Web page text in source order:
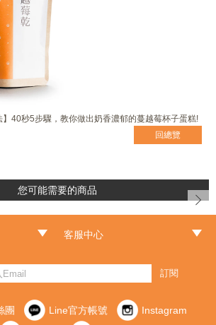
40秒5步驟，教你做出奶香濃郁的蔓越莓杯子蛋糕!
回總覽
您可能需要的商品
next
客服中心
訂閱
團 Line官方帳號 Instagram